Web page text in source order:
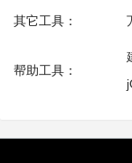
其它工具：
帮助工具：